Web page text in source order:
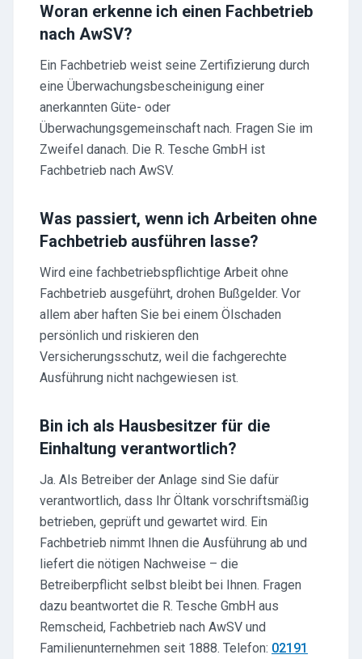
Woran erkenne ich einen Fachbetrieb
nach AwSV?
Ein Fachbetrieb weist seine Zertifizierung durch
eine Überwachungsbescheinigung einer
anerkannten Güte- oder
Überwachungsgemeinschaft nach. Fragen Sie im
Zweifel danach. Die R. Tesche GmbH ist
Fachbetrieb nach AwSV.
Was passiert, wenn ich Arbeiten ohne
Fachbetrieb ausführen lasse?
Wird eine fachbetriebspflichtige Arbeit ohne
Fachbetrieb ausgeführt, drohen Bußgelder. Vor
allem aber haften Sie bei einem Ölschaden
persönlich und riskieren den
Versicherungsschutz, weil die fachgerechte
Ausführung nicht nachgewiesen ist.
Bin ich als Hausbesitzer für die
Einhaltung verantwortlich?
Ja. Als Betreiber der Anlage sind Sie dafür
verantwortlich, dass Ihr Öltank vorschriftsmäßig
betrieben, geprüft und gewartet wird. Ein
Fachbetrieb nimmt Ihnen die Ausführung ab und
liefert die nötigen Nachweise – die
Betreiberpflicht selbst bleibt bei Ihnen. Fragen
dazu beantwortet die R. Tesche GmbH aus
Remscheid, Fachbetrieb nach AwSV und
Familienunternehmen seit 1888. Telefon: 02191